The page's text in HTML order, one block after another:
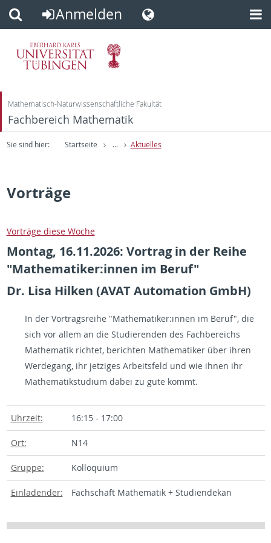
Direkt
zum
Inhalt
Direkt
zur
Fußleiste
Anmelden
Mathematisch-Naturwissenschaftliche Fakultät
Fachbereich Mathematik
Sie sind hier: Startseite ... Aktuelles
Vorträge
Vorträge diese Woche
Montag, 16.11.2026: Vortrag in der Reihe
"Mathematiker:innen im Beruf"
Dr. Lisa Hilken (AVAT Automation GmbH)
In der Vortragsreihe "Mathematiker:innen im Beruf", die
sich vor allem an die Studierenden des Fachbereichs
Mathematik richtet, berichten Mathematiker über ihren
Werdegang, ihr jetziges Arbeitsfeld und wie ihnen ihr
Mathematikstudium dabei zu gute kommt.
Uhrzeit: 16:15 - 17:00
Ort: N14
Gruppe: Kolloquium
Einladender: Fachschaft Mathematik + Studiendekan